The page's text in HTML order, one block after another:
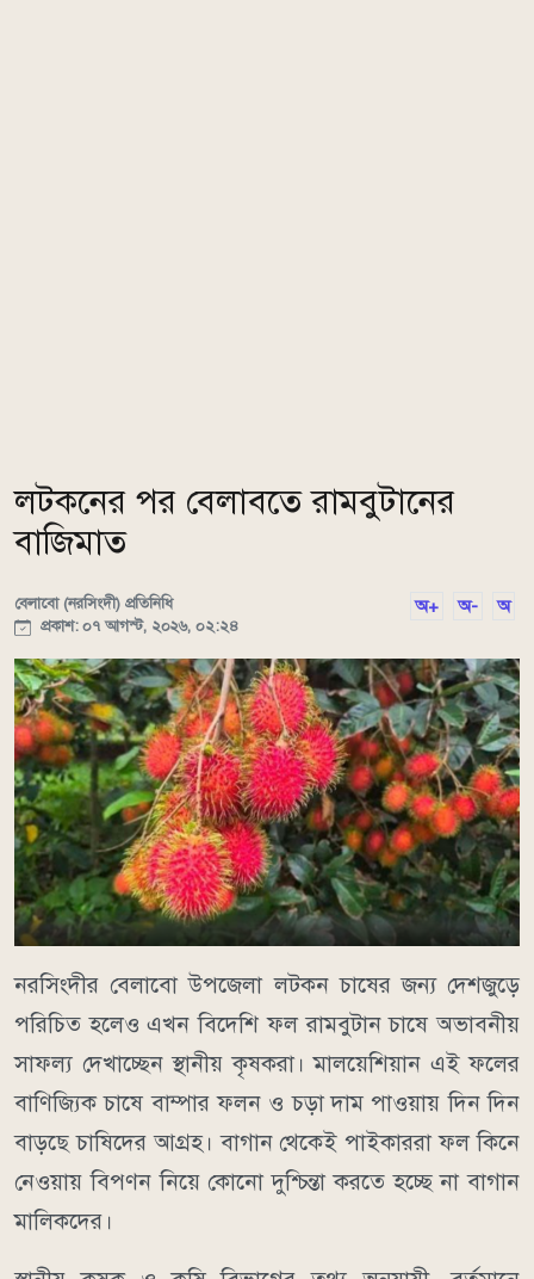
লটকনের পর বেলাবতে রামবুটানের
বাজিমাত
বেলাবো (নরসিংদী) প্রতিনিধি
প্রকাশ: ০৭ আগস্ট, ২০২৬, ০২:২৪
অ+ অ- অ
নরসিংদীর বেলাবো উপজেলা লটকন চাষের জন্য দেশজুড়ে
পরিচিত হলেও এখন বিদেশি ফল রামবুটান চাষে অভাবনীয়
সাফল্য দেখাচ্ছেন স্থানীয় কৃষকরা। মালয়েশিয়ান এই ফলের
বাণিজ্যিক চাষে বাম্পার ফলন ও চড়া দাম পাওয়ায় দিন দিন
বাড়ছে চাষিদের আগ্রহ। বাগান থেকেই পাইকাররা ফল কিনে
নেওয়ায় বিপণন নিয়ে কোনো দুশ্চিন্তা করতে হচ্ছে না বাগান
মালিকদের।